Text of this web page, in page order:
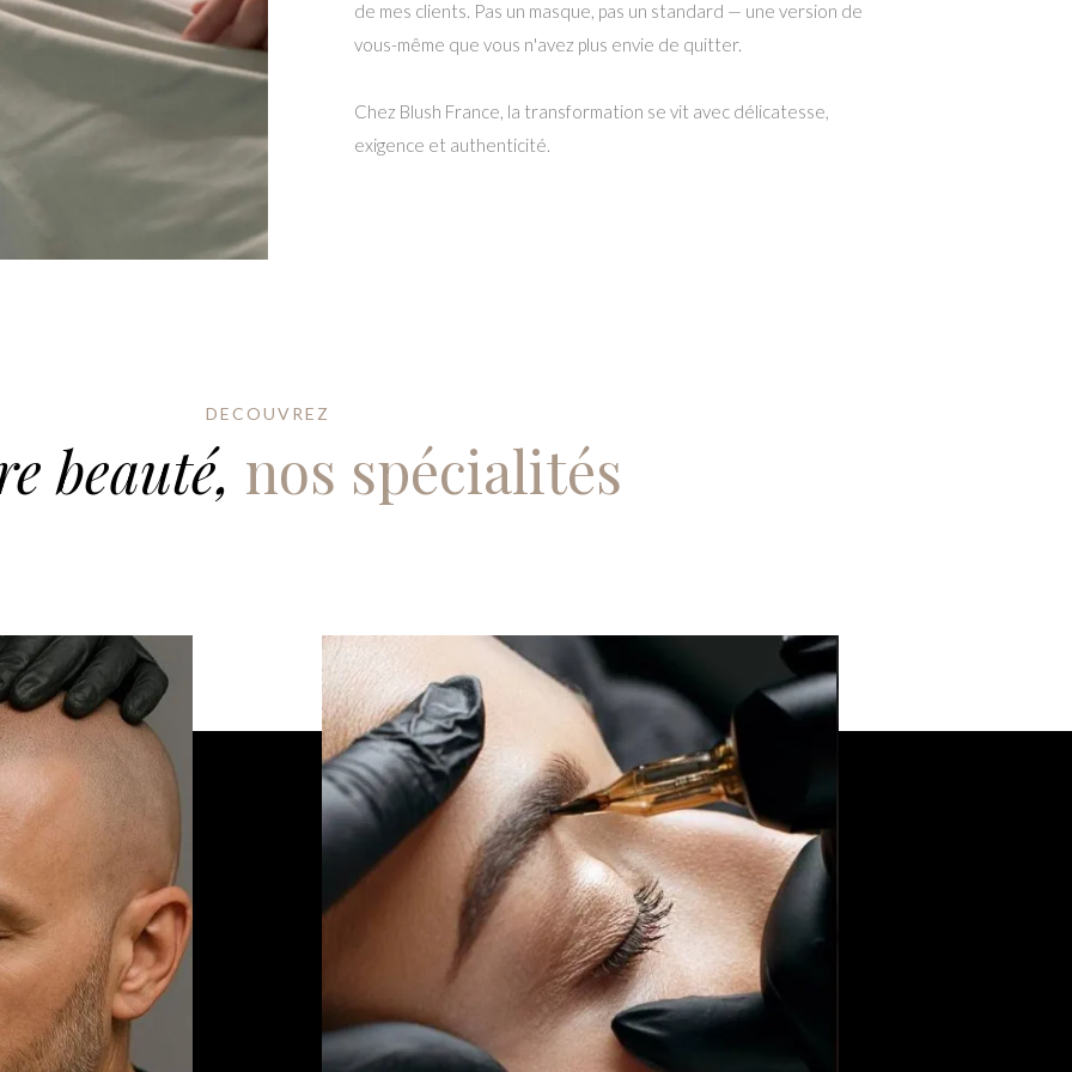
de mes clients. Pas un masque, pas un standard — une version de
vous-même que vous n'avez plus envie de quitter.
Chez Blush France, la transformation se vit avec délicatesse,
exigence et authenticité.
DECOUVREZ
beauté, nos spécialités